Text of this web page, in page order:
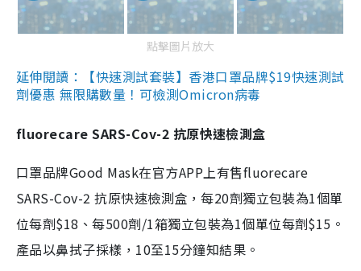
點擊圖片放大
延伸閱讀：【快速測試套裝】香港口罩品牌$19快速測試
劑優惠 無限購數量！可檢測Omicron病毒
fluorecare SARS-Cov-2 抗原快速檢測盒
口罩品牌Good Mask在官方APP上有售fluorecare
SARS-Cov-2 抗原快速檢測盒，每20劑獨立包裝為1個單
位每劑$18、每500劑/1箱獨立包裝為1個單位每劑$15。
產品以鼻拭子採樣，10至15分鐘知結果。